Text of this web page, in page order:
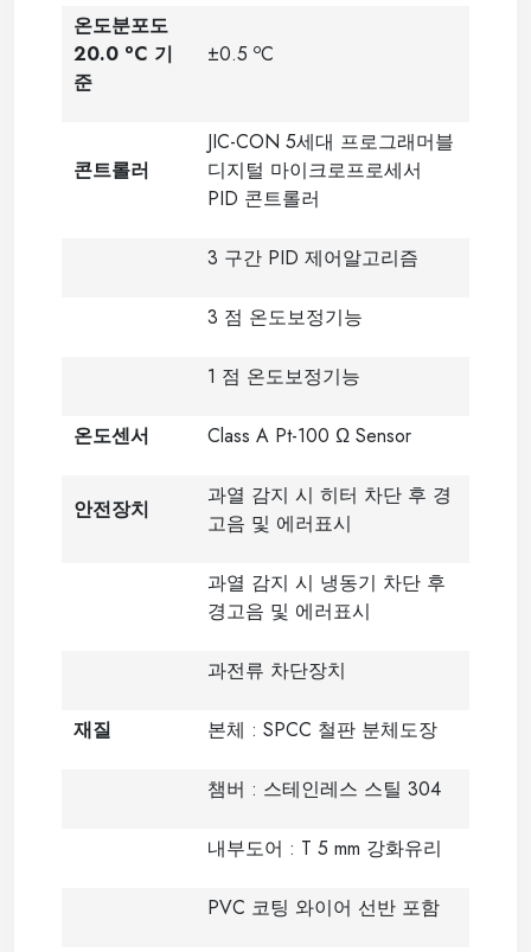
온도분포도
20.0 oC 기
준
±0.5 oC
콘트롤러
JIC-CON 5세대 프로그래머블
디지털 마이크로프로세서
PID 콘트롤러
3 구간 PID 제어알고리즘
3 점 온도보정기능
1 점 온도보정기능
온도센서 Class A Pt-100 Ω Sensor
안전장치
과열 감지 시 히터 차단 후 경
고음 및 에러표시
과열 감지 시 냉동기 차단 후
경고음 및 에러표시
과전류 차단장치
재질 본체 : SPCC 철판 분체도장
챔버 : 스테인레스 스틸 304
내부도어 : T 5 mm 강화유리
PVC 코팅 와이어 선반 포함